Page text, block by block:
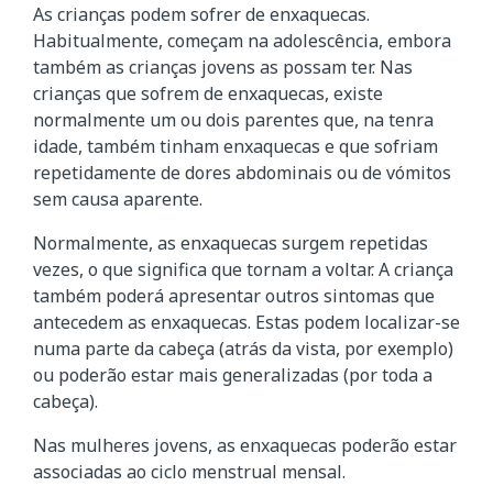
As crianças podem sofrer de enxaquecas.
Habitualmente, começam na adolescência, embora
também as crianças jovens as possam ter. Nas
crianças que sofrem de enxaquecas, existe
normalmente um ou dois parentes que, na tenra
idade, também tinham enxaquecas e que sofriam
repetidamente de dores abdominais ou de vómitos
sem causa aparente.
Normalmente, as enxaquecas surgem repetidas
vezes, o que significa que tornam a voltar. A criança
também poderá apresentar outros sintomas que
antecedem as enxaquecas. Estas podem localizar-se
numa parte da cabeça (atrás da vista, por exemplo)
ou poderão estar mais generalizadas (por toda a
cabeça).
Nas mulheres jovens, as enxaquecas poderão estar
associadas ao ciclo menstrual mensal.